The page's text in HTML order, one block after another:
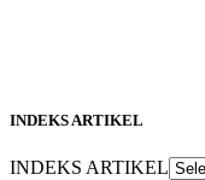
INDEKS ARTIKEL
INDEKS ARTIKEL